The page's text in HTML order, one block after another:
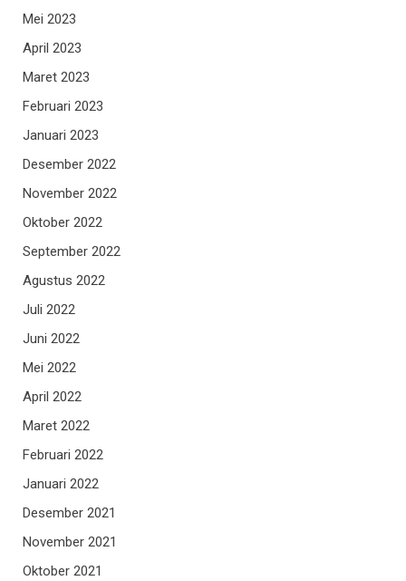
Mei 2023
April 2023
Maret 2023
Februari 2023
Januari 2023
Desember 2022
November 2022
Oktober 2022
September 2022
Agustus 2022
Juli 2022
Juni 2022
Mei 2022
April 2022
Maret 2022
Februari 2022
Januari 2022
Desember 2021
November 2021
Oktober 2021